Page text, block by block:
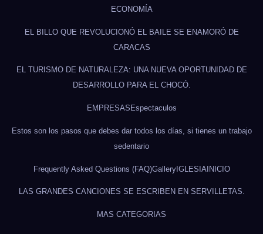
ECONOMÍA
EL BILLO QUE REVOLUCIONÓ EL BAILE SE ENAMORÓ DE
CARACAS
EL TURISMO DE NATURALEZA: UNA NUEVA OPORTUNIDAD DE
DESARROLLO PARA EL CHOCÓ.
EMPRESAS Espectaculos
Estos son los pasos que debes dar todos los días, si tienes un trabajo
sedentario
Frequently Asked Questions (FAQ)GalleryIGLESIAINICIO
LAS GRANDES CANCIONES SE ESCRIBEN EN SERVILLETAS.
MAS CATEGORIAS